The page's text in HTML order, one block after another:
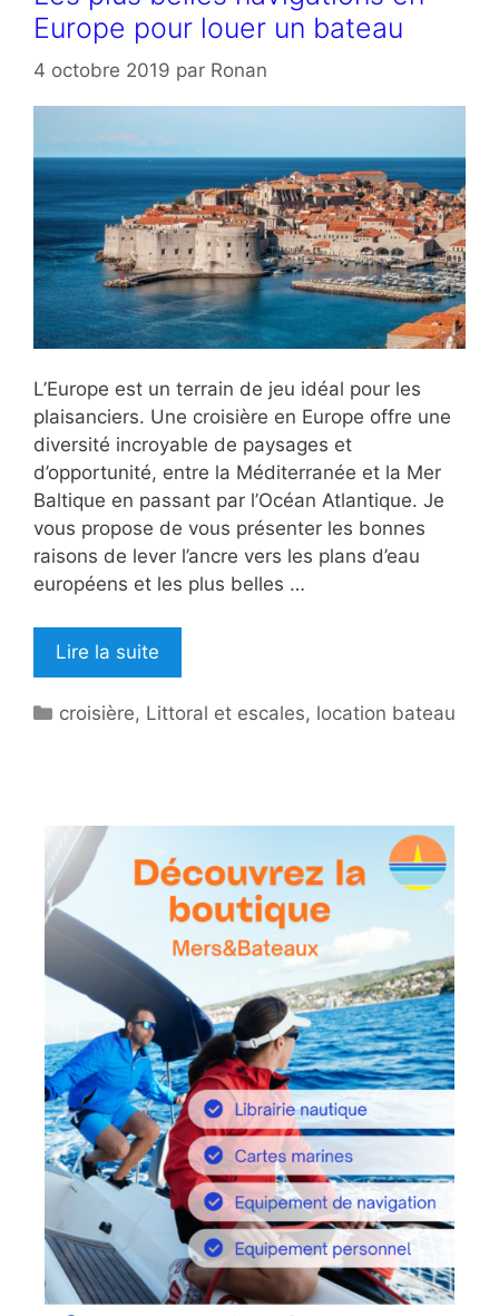
Europe pour louer un bateau
4 octobre 2019 par Ronan
L’Europe est un terrain de jeu idéal pour les
plaisanciers. Une croisière en Europe offre une
diversité incroyable de paysages et
d’opportunité, entre la Méditerranée et la Mer
Baltique en passant par l’Océan Atlantique. Je
vous propose de vous présenter les bonnes
raisons de lever l’ancre vers les plans d’eau
européens et les plus belles …
Lire la suite
Catégories
croisière, Littoral et escales, location bateau